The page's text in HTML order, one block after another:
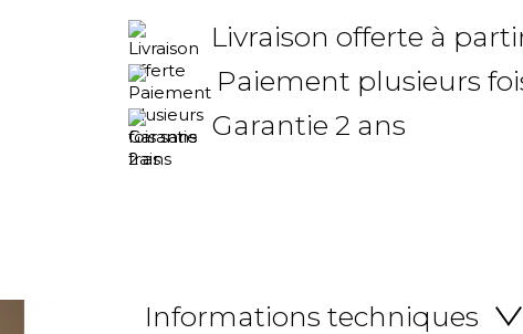
Livraison offerte à
Paiement plusieurs
Garantie 2 ans
Informations techniques